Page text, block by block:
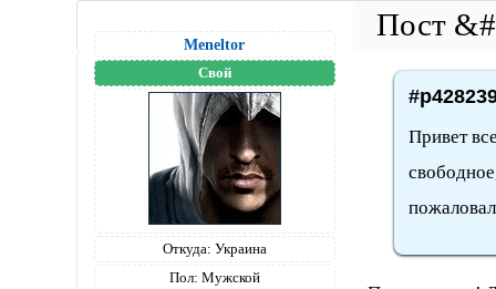
Meneltоr
Свой
Откуда: Украина
Пол: Мужской
Привет